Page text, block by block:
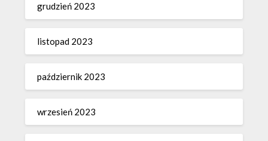
grudzień 2023
listopad 2023
październik 2023
wrzesień 2023